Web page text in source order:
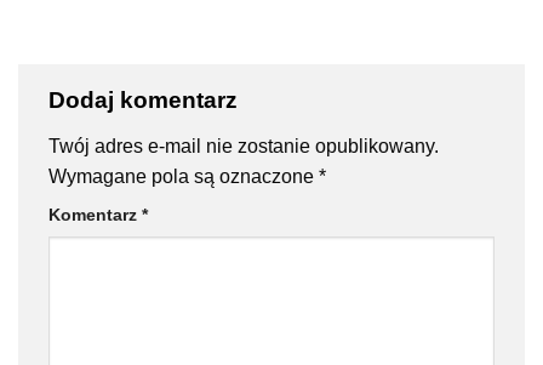
Dodaj komentarz
Twój adres e-mail nie zostanie opublikowany.
Wymagane pola są oznaczone *
Komentarz *